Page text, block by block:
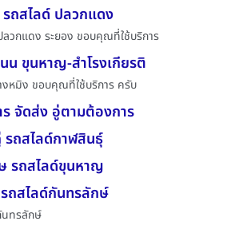
ถสไลด์ ปลวกแดง
วกแดง ระยอง ขอบคุณที่ใช้บริการ
น ขุนหาญ-สำโรงเกียรติ
หมิง ขอบคุณที่ใช้บริการ ครับ
จัดส่ง อู่ตามต้องการ
รถสไลด์กาฬสินธุ์
รถสไลด์ขุนหาญ
ถสไลด์กันทรลักษ์
ทรลักษ์